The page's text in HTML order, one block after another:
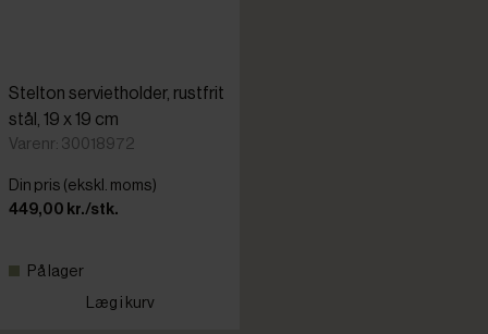
Stelton servietholder, rustfrit
stål, 19 x 19 cm
Varenr: 30018972
Din pris (ekskl. moms)
449,00 kr./stk.
På lager
Læg i kurv